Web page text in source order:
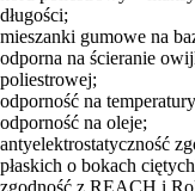
długości;
mieszanki gumowe na
odporna na ścieranie
poliestrowej;
odporność na
odporność na oleje;
antyelektrostatyczność
płaskich o bokach
zgodność z REACH i